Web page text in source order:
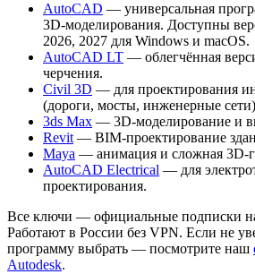
AutoCAD — универсальная
3D-моделирования. Доступны
2026, 2027 для Windows и macOS.
AutoCAD LT — облегчённая
черчения.
Civil 3D — для проектирования
(дороги, мосты, инженерные
3ds Max — 3D-моделирование и
Revit — BIM-проектирование
Maya — анимация и сложная 3D-
AutoCAD Electrical — для
проектирования.
Все ключи — официальные подписки
Работают в России без VPN. Если не
программу выбрать — посмотрите наш
Autodesk.